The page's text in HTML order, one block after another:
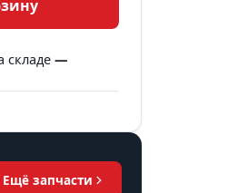
складе—
Ещё запчасти